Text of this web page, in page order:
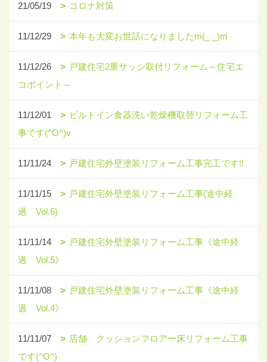
21/05/19 コロナ対策
11/12/29 本年も大変お世話になりましたm(_ _)m
11/12/26
戸建住宅2重サッシ取付リフォーム～住宅エ
コポイント～
11/12/01
ビルトイン食器洗い乾燥機取替リフォーム工
事です(^O^)v
11/11/24 戸建住宅外壁塗装リフォーム工事完工です!!
11/11/15
戸建住宅外壁塗装リフォーム工事(途中経
過 Vol.6)
11/11/14
戸建住宅外壁塗装リフォーム工事《途中経
過 Vol.5》
11/11/08
戸建住宅外壁塗装リフォーム工事《途中経
過 Vol.4》
11/11/07
店舗 クッションフロアー床リフォーム工事
です(^O^)